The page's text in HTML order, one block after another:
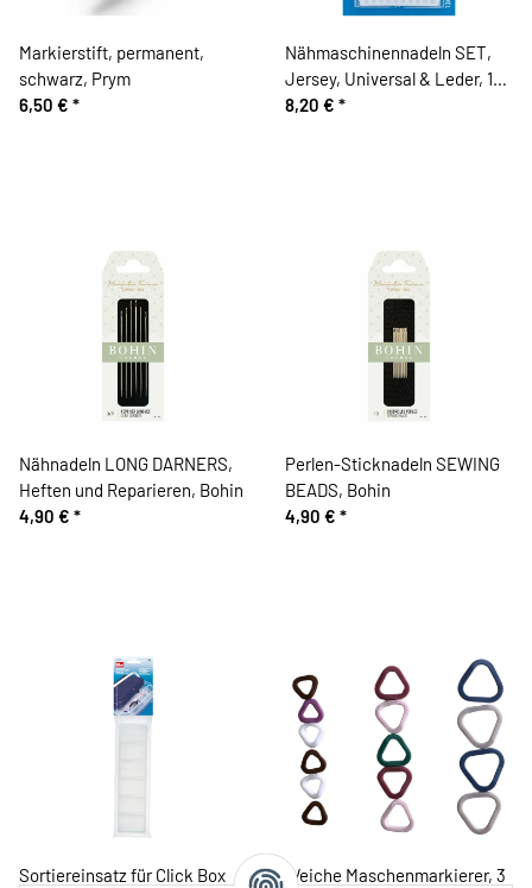
Markierstift, permanent,
schwarz, Prym
6,50 € *
Nähmaschinennadeln SET,
Jersey, Universal & Leder, 10
Stück, Prym
8,20 € *
Nähnadeln LONG DARNERS,
Heften und Reparieren, Bohin
4,90 € *
Perlen-Sticknadeln SEWING
BEADS, Bohin
4,90 € *
Sortiereinsatz für Click Box
Weiche Maschenmarkierer, 3